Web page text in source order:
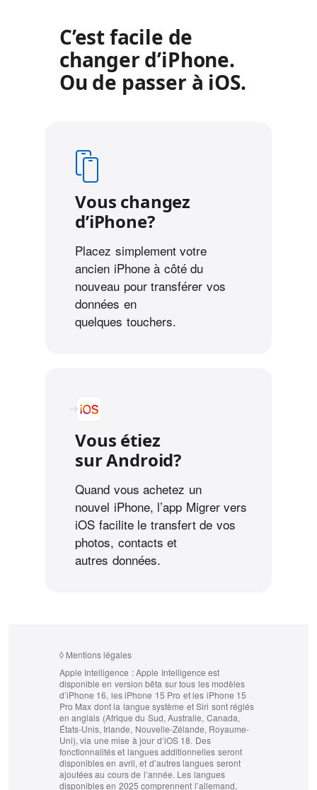
C’est facile de
changer d’iPhone.
Ou de passer à iOS.
Vous changez
d’iPhone?
Placez simplement votre
ancien iPhone à côté du
nouveau pour transférer vos
données en
quelques touchers.
Vous étiez
sur Android?
Quand vous achetez un
nouvel iPhone, l’app Migrer vers
iOS facilite le transfert de vos
photos, contacts et
autres données.
◊ Mentions légales
Apple Intelligence :Apple Intelligence est
disponible en version bêta sur tous les modèles
d’iPhone 16, les iPhone 15 Pro et les iPhone 15
Pro Max dont la langue système et Siri sont réglés
en anglais (Afrique du Sud, Australie, Canada,
États-Unis, Irlande, Nouvelle-Zélande, Royaume-
Uni), via une mise à jour d’iOS 18. Des
fonctionnalités et langues additionnelles seront
disponibles en avril, et d’autres langues seront
ajoutées au cours de l’année. Les langues
disponibles en 2025 comprennent l’allemand,